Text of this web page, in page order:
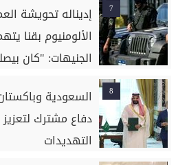
7
إديناله تحويشة
الألومنيوم بقنا
الجنيهات: "كان
8
السعودية
دفاع مشترك
التهديدات